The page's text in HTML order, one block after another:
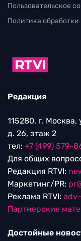
Пользовательское
Политика
Редакция
115280, г.
д. 26, этаж 2
тел: +7 (499) 579-
Для общих
Редакция RTVI:
Маркетинг/PR:
Реклама RTVI:
Партнерские
Достойные